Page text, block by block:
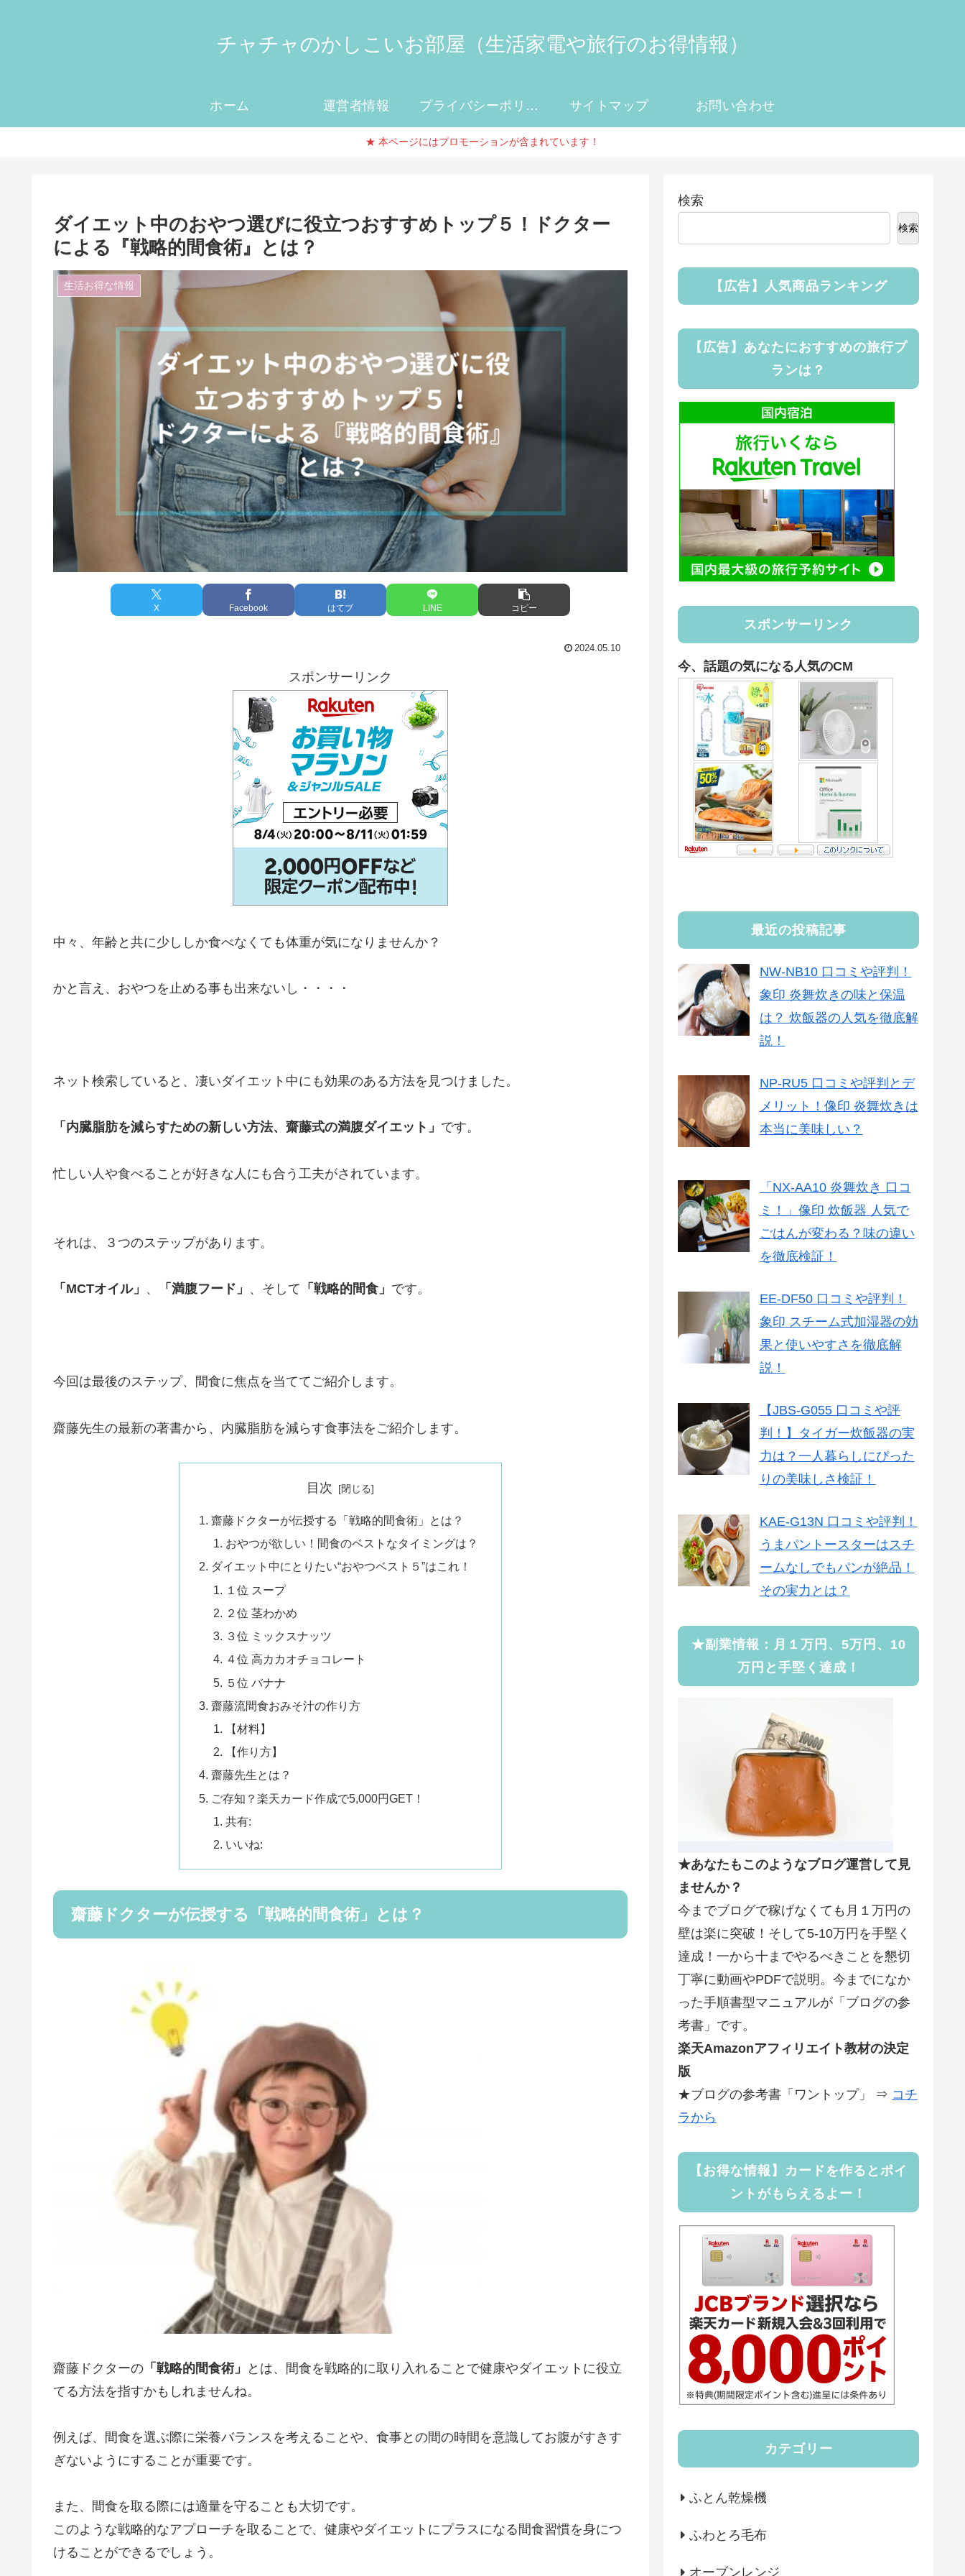
チャチャのかしこいお部屋（生活家電や旅行のお得情報）
ホーム 運営者情報 プライバシーポリシー サイトマップ お問い合わせ
★ 本ページにはプロモーションが含まれています！
ダイエット中のおやつ選びに役立つおすすめトップ５！ドクター
による『戦略的間食術』とは？
生活お得な情報
X Facebook はてブ LINE コピー
2024.05.10
スポンサーリンク
中々、年齢と共に少ししか食べなくても体重が気になりませんか？
かと言え、おやつを止める事も出来ないし・・・・
ネット検索していると、凄いダイエット中にも効果のある方法を見つけました。
「内臓脂肪を減らすための新しい方法、齋藤式の満腹ダイエット」 です。
忙しい人や食べることが好きな人にも合う工夫がされています。
それは、３つのステップがあります。
「MCTオイル」 、 「満腹フード」 、そして 「戦略的間食」 です。
今回は最後のステップ、間食に焦点を当ててご紹介します。
齋藤先生の最新の著書から、内臓脂肪を減らす食事法をご紹介します。
目次
齋藤ドクターが伝授する「戦略的間食術」とは？
おやつが欲しい！間食のベストなタイミングは？
ダイエット中にとりたい“おやつベスト５”はこれ！
１位 スープ
２位 茎わかめ
３位 ミックスナッツ
４位 高カカオチョコレート
５位 バナナ
齋藤流間食おみそ汁の作り方
【材料】
【作り方】
齋藤先生とは？
ご存知？楽天カード作成で5,000円GET！
共有:
いいね:
齋藤ドクターが伝授する「戦略的間食術」とは？
齋藤ドクターの 「戦略的間食術」
とは、間食を戦略的に取り入れることで健康やダイエットに役立
てる方法を指すかもしれませんね。
例えば、間食を選ぶ際に栄養バランスを考えることや、食事との間の時間を意識してお腹がすきす
ぎないようにすることが重要です。
また、間食を取る際には適量を守ることも大切です。
このような戦略的なアプローチを取ることで、健康やダイエットにプラスになる間食習慣を身につ
けることができるでしょう。
検索
検索
【広告】人気商品ランキング
【広告】あなたにおすすめの旅行プ
ランは？
スポンサーリンク
今、話題の気になる人気のCM
最近の投稿記事
NW-NB10 口コミや評判！
象印 炎舞炊きの味と保温
は？ 炊飯器の人気を徹底解
説！
NP-RU5 口コミや評判とデ
メリット！像印 炎舞炊きは
本当に美味しい？
「NX-AA10 炎舞炊き 口コ
ミ！」像印 炊飯器 人気で
ごはんが変わる？味の違い
を徹底検証！
EE-DF50 口コミや評判！
象印 スチーム式加湿器の効
果と使いやすさを徹底解
説！
【JBS-G055 口コミや評
判！】タイガー炊飯器の実
力は？一人暮らしにぴった
りの美味しさ検証！
KAE-G13N 口コミや評判！
うまパントースターはスチ
ームなしでもパンが絶品！
その実力とは？
★副業情報：月１万円、5万円、10
万円と手堅く達成！
★あなたもこのようなブログ運営して見
ませんか？
今までブログで稼げなくても月１万円の
壁は楽に突破！そして5-10万円を手堅く
達成！一から十までやるべきことを懇切
丁寧に動画やPDFで説明。今までになか
った手順書型マニュアルが「ブログの参
考書」です。
楽天Amazonアフィリエイト教材の決定
版
★ブログの参考書「ワントップ」 ⇒ コチ
ラから
【お得な情報】カードを作るとポイ
ントがもらえるよー！
カテゴリー
ふとん乾燥機
ふわとろ毛布
オーブンレンジ